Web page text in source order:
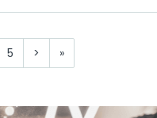
5 > »